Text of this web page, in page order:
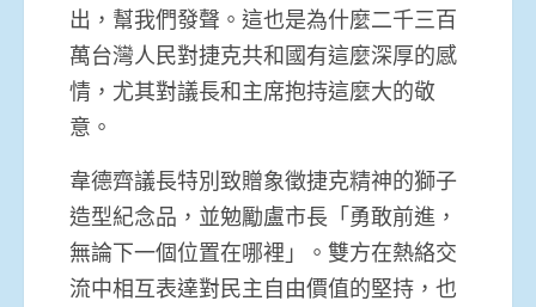
出，幫我們發聲。這也是為什麼二千三百
萬台灣人民對捷克共和國有這麼深厚的感
情，尤其對議長和主席抱持這麼大的敬
意。
韋德齊議長特別致贈象徵捷克精神的獅子
造型紀念品，並勉勵盧市長「勇敢前進，
無論下一個位置在哪裡」。雙方在熱絡交
流中相互表達對民主自由價值的堅持，也